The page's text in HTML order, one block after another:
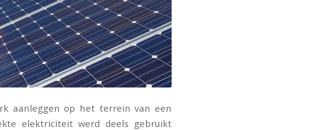
aanleggen op het terrein van een
elektriciteit werd deels gebruikt